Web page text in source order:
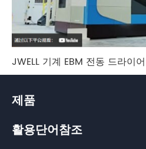
JWELL 기계 EBM 전동 드라이어
제품
활용단어참조